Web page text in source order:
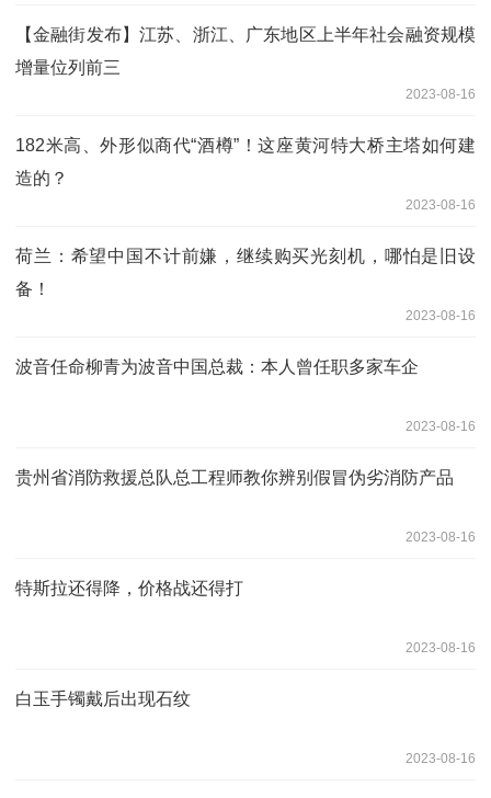
【金融街发布】江苏、浙江、广东地区上半年社会融资规模
增量位列前三
2023-08-16
182米高、外形似商代“酒樽”！这座黄河特大桥主塔如何建
造的？
2023-08-16
荷兰：希望中国不计前嫌，继续购买光刻机，哪怕是旧设
备！
2023-08-16
波音任命柳青为波音中国总裁：本人曾任职多家车企
2023-08-16
贵州省消防救援总队总工程师教你辨别假冒伪劣消防产品
2023-08-16
特斯拉还得降，价格战还得打
2023-08-16
白玉手镯戴后出现石纹
2023-08-16